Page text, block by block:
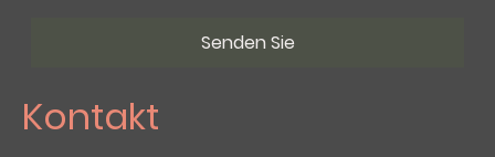
Senden Sie
Kontakt